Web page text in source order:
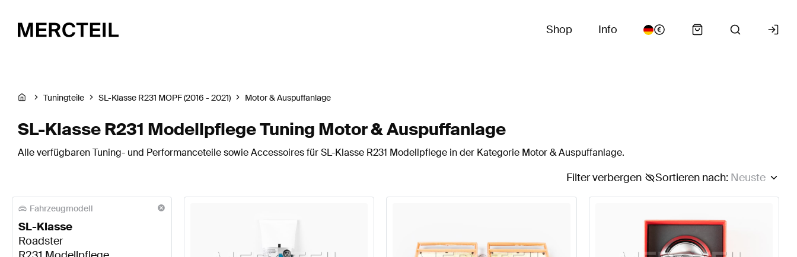
Shop Info
Tuningteile SL-Klasse R231 MOPF (2016 - 2021) Motor & Auspuffanlage
SL-Klasse R231 Modellpflege Tuning Motor & Auspuffanlage
Alle verfügbaren Tuning- und Performanceteile sowie Accessoires für SL-Klasse R231 Modellpflege in der Kategorie Motor & Auspuffanlage.
Sortieren nach: Neuste
Filter verbergen
Fahrzeugmodell
SL-Klasse
Roadster